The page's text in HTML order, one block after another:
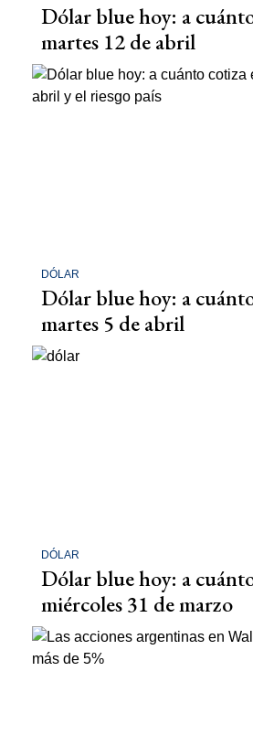
Dólar blue hoy: a
martes 12 de abril
DÓLAR
Dólar blue hoy: a
martes 5 de abril
DÓLAR
Dólar blue hoy: a
miércoles 31 de marzo